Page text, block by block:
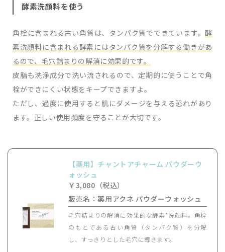
酵素洗顔料を使う
角栓に含まれる古い角質は、タンパク質でできています。酵
素洗顔料に含まれる酵素にはタンパク質を分解する働きがあ
るので、毛穴詰まりの解消に効果的です。
皮脂も洗浄成分で洗い流されるので、定期的に使うことで角
栓ができにくい状態をキープできますよ。
ただし、過度に使用すると肌にダメージを与える恐れがあり
ます。正しい使用頻度を守ることが大切です。
【薬用】チャントアチャーム パウダーウ
ォッシュ
￥3,080（税込）
販売名：薬用アクネ パウダーウォッシュ
毛穴詰まりの解消に効果的な酵素*洗顔料。角栓
のもとである古い角質（タンパク質）を分解
し、すっきりとした毛穴に導きます。